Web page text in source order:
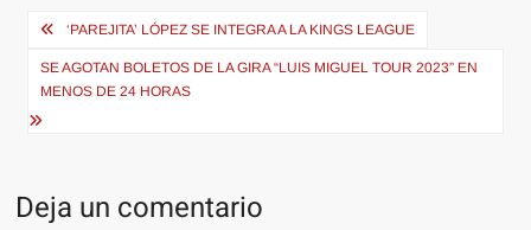
Navegación
de
entradas
‘PAREJITA’ LÓPEZ SE INTEGRA A LA KINGS LEAGUE
SE AGOTAN BOLETOS DE LA GIRA “LUIS MIGUEL TOUR 2023” EN
MENOS DE 24 HORAS
Deja un comentario